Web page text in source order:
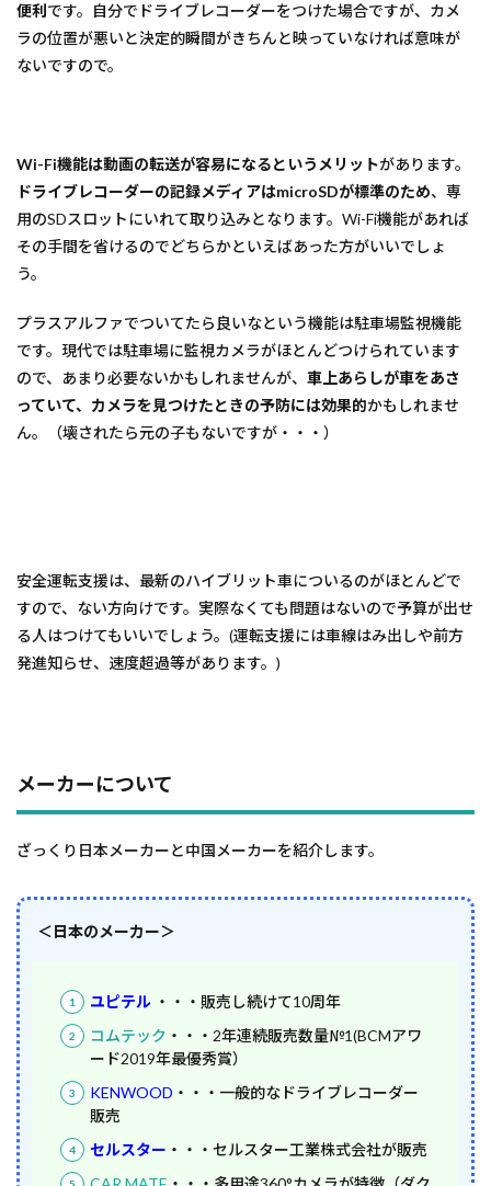
便利です。自分でドライブレコーダーをつけた場合ですが、カメ
ラの位置が悪いと決定的瞬間がきちんと映っていなければ意味が
ないですので。
Wi-Fi機能は動画の転送が容易になるというメリットがあります。
ドライブレコーダーの記録メディアはmicroSDが標準のため、専
用のSDスロットにいれて取り込みとなります。Wi-Fi機能があれば
その手間を省けるのでどちらかといえばあった方がいいでしょ
う。
プラスアルファでついてたら良いなという機能は駐車場監視機能
です。現代では駐車場に監視カメラがほとんどつけられています
ので、あまり必要ないかもしれませんが、 車上あらしが車をあさ
っていて、カメラを見つけたときの予防には効果的かもしれませ
ん。（壊されたら元の子もないですが・・・）
安全運転支援は、最新のハイブリット車についるのがほとんどで
すので、ない方向けです。実際なくても問題はないので予算が出せ
る人はつけてもいいでしょう。(運転支援には車線はみ出しや前方
発進知らせ、速度超過等があります。)
メーカーについて
ざっくり日本メーカーと中国メーカーを紹介します。
＜日本のメーカー＞
ユピテル ・・・販売し続けて10周年
コムテック ・・・2年連続販売数量№1(BCMアワ
ード2019年最優秀賞）
KENWOOD ・・・一般的なドライブレコーダー
販売
セルスター ・ ・・セルスター工業株式会社が販売